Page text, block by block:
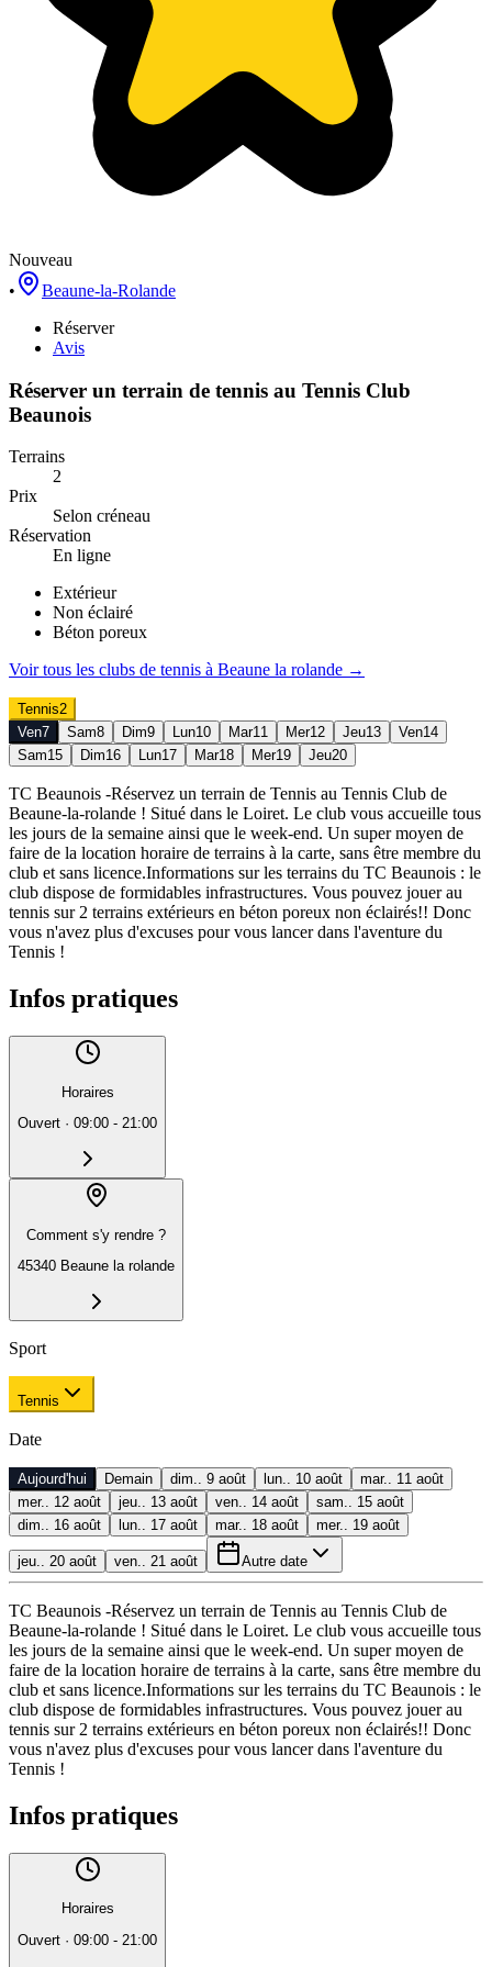
Nouveau
•
Beaune-la-Rolande
Réserver
Avis
Réserver un terrain de tennis au Tennis Club
Beaunois
Terrains
2
Prix
Selon créneau
Réservation
En ligne
Extérieur
Non éclairé
Béton poreux
Voir tous les clubs de tennis à Beaune la rolande →
Tennis2
Ven7 Sam8 Dim9 Lun10 Mar11 Mer12 Jeu13 Ven14
Sam15 Dim16 Lun17 Mar18 Mer19 Jeu20
TC Beaunois -Réservez un terrain de Tennis au Tennis Club de
Beaune-la-rolande ! Situé dans le Loiret. Le club vous accueille tous
les jours de la semaine ainsi que le week-end. Un super moyen de
faire de la location horaire de terrains à la carte, sans être membre du
club et sans licence.Informations sur les terrains du TC Beaunois : le
club dispose de formidables infrastructures. Vous pouvez jouer au
tennis sur 2 terrains extérieurs en béton poreux non éclairés!! Donc
vous n'avez plus d'excuses pour vous lancer dans l'aventure du
Tennis !
Infos pratiques
Horaires
Ouvert · 09:00 - 21:00
Comment s'y rendre ?
45340 Beaune la rolande
Sport
Tennis
Date
Aujourd'hui Demain dim.. 9 août lun.. 10 août
mar.. 11 août
mer.. 12 août
jeu.. 13 août ven.. 14 août
sam.. 15 août
dim.. 16 août
lun.. 17 août mar.. 18 août mer.. 19 août
jeu.. 20 août ven.. 21 août Autre date
TC Beaunois -Réservez un terrain de Tennis au Tennis Club de
Beaune-la-rolande ! Situé dans le Loiret. Le club vous accueille tous
les jours de la semaine ainsi que le week-end. Un super moyen de
faire de la location horaire de terrains à la carte, sans être membre du
club et sans licence.Informations sur les terrains du TC Beaunois : le
club dispose de formidables infrastructures. Vous pouvez jouer au
tennis sur 2 terrains extérieurs en béton poreux non éclairés!! Donc
vous n'avez plus d'excuses pour vous lancer dans l'aventure du
Tennis !
Infos pratiques
Horaires
Ouvert · 09:00 - 21:00